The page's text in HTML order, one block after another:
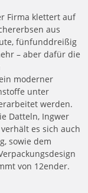
Firma klettert auf
aus
fünfunddreißig
– aber dafür die
moderner
unter
werden.
Datteln, Ingwer
es sich auch
sowie dem
von 12ender.